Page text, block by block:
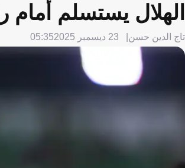
الهلال يستسلم أمام
تاج الدين حسن 23 ديسمبر 2025 05:35